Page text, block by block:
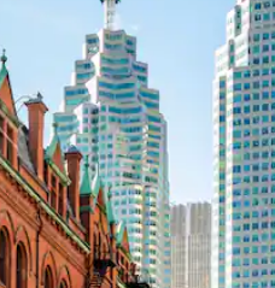
dokunarak ya da kaydırma